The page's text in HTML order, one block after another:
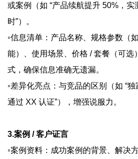
或案例（如 “产品续航提升 50%，实
时”）。
◦信息清单：产品名称、规格参数（
能）、使用场景、价格 / 套餐（可选
式，确保信息准确无遗漏。
◦差异化亮点：与竞品的区别（如 “
通过 XX 认证”），增强说服力。
3.案例 / 客户证言
◦案例资料：成功案例的背景、解决